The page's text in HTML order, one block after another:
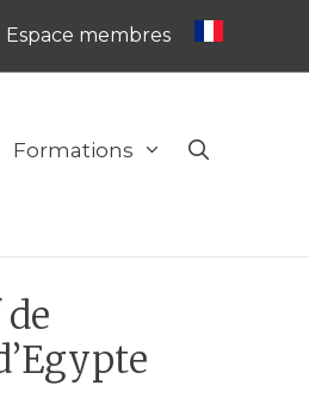
Espace membres
Formations